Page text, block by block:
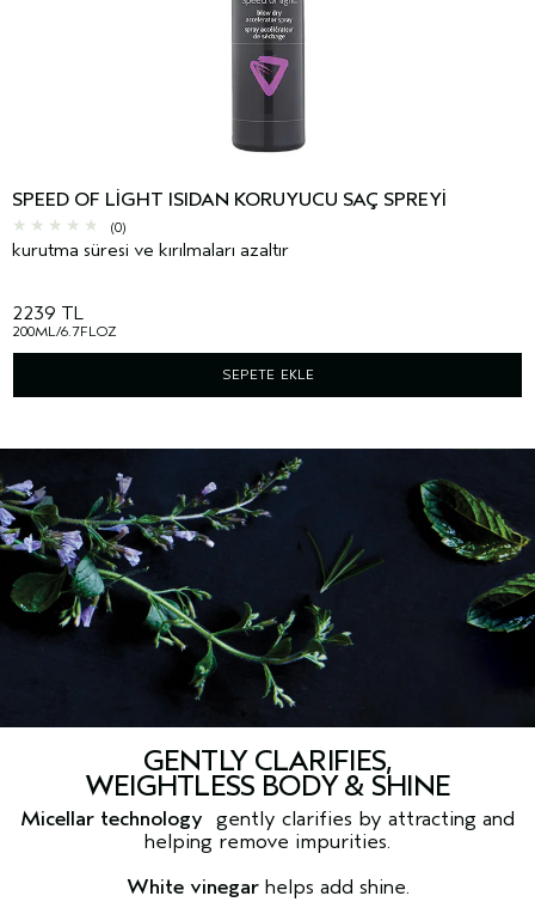
SPEED OF LIGHT ISIDAN KORUYUCU SAÇ SPREYI
(0)
kurutma süresi ve kırılmaları azaltır
2239 TL
200ML/6.7FLOZ
SEPETE EKLE
GENTLY CLARIFIES,
WEIGHTLESS BODY & SHINE
Micellar technology gently clarifies by attracting and
helping remove impurities.
White vinegar helps add shine.